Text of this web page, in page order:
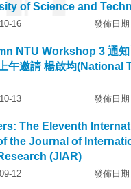
of Science and
16 發佈日
NTU Workshop 3 通
午邀請 楊啟均(National
13 發佈日
The Eleventh
the Journal of
(JIAR)
12 發佈日